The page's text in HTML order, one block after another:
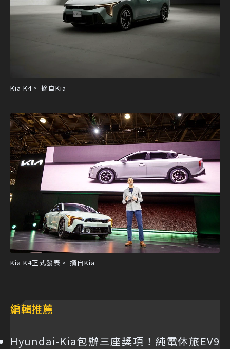
Kia K4。 摘自Kia
Kia K4正式發表。 摘自Kia
編輯推薦
Hyundai-Kia包辦三座獎項！純電休旅EV9